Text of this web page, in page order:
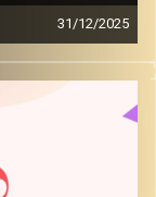
31/12/2025
מוזיקה רגועה
קרדיט תמונות: